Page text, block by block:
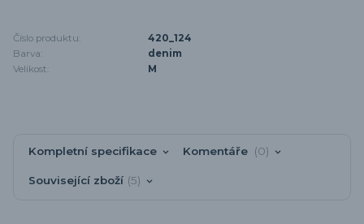
Číslo produktu:
420_124
Barva:
denim
Velikost:
M
Kompletní specifikace Komentáře 0
Související zboží 5